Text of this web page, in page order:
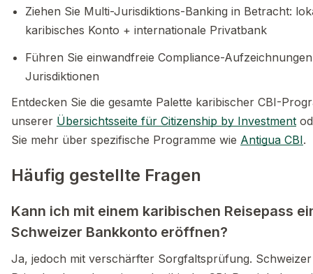
Ziehen Sie Multi-Jurisdiktions-Banking in Betracht:
karibisches Konto + internationale Privatbank
Führen Sie einwandfreie Compliance-
Jurisdiktionen
Entdecken Sie die gesamte Palette karibischer CBI-
unserer Übersichtsseite für Citizenship by Investment
Sie mehr über spezifische Programme wie Antigua CBI.
Häufig gestellte Fragen
Kann ich mit einem karibischen Reisepass
Schweizer Bankkonto eröffnen?
Ja, jedoch mit verschärfter Sorgfaltsprüfung. Schweizer